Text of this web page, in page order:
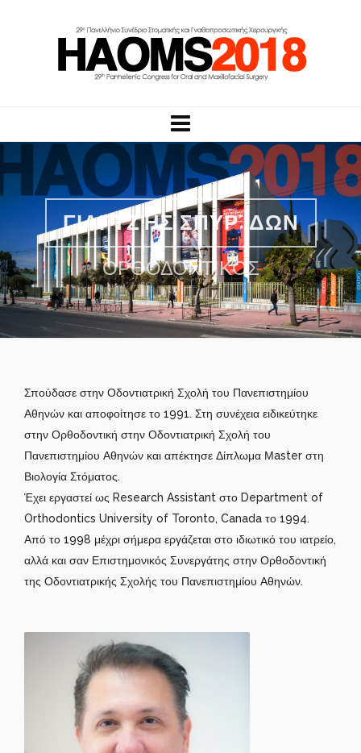
ΓΙΑΓΤΖΉΣ ΣΠΥΡΊΔΩΝ
ΟΡΘΟΔΟΝΤΙΚΌΣ
Σπούδασε στην Οδοντιατρική Σχολή του Πανεπιστημίου
Αθηνών και αποφοίτησε το 1991. Στη συνέχεια ειδικεύτηκε
στην Ορθοδοντική στην Οδοντιατρική Σχολή του
Πανεπιστημίου Αθηνών και απέκτησε Δίπλωμα Μaster στη
Βιολογία Στόματος.
Έχει εργαστεί ως Research Assistant στο Department of
Orthodontics University of Toronto, Canada το 1994.
Από το 1998 μέχρι σήμερα εργάζεται στο ιδιωτικό του ιατρείο,
αλλά και σαν Επιστημονικός Συνεργάτης στην Ορθοδοντική
της Οδοντιατρικής Σχολής του Πανεπιστημίου Αθηνών.